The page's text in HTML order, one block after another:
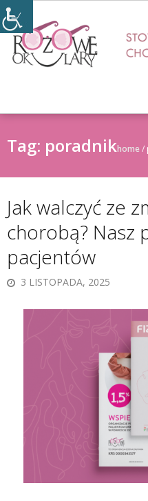
Skip
to
content
Tag: poradnikhome /
Jak walczyć ze
chorobą? Nasz
pacjentów
3 LISTOPADA, 2025